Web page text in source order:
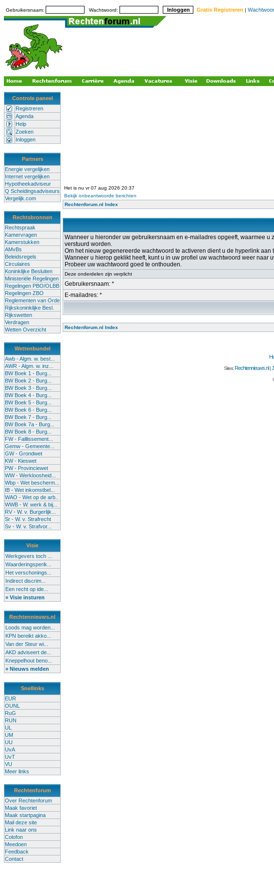
Gebruikersnaam: Wachtwoord: Gratis Registreren |
Controle paneel
Registreren
Agenda
Help
Zoeken
Inloggen
Partners
Energie vergelijken
Internet vergelijken
Hypotheekadviseur
Q Scheidingsadviseurs
Vergelijk.com
Rechtsbronnen
Rechtspraak
Kamervragen
Kamerstukken
AMvBs
Beleidsregels
Circulaires
Koninklijke Besluiten
Ministeriële Regelingen
Regelingen PBO/OLBB
Regelingen ZBO
Reglementen van Orde
Rijkskoninklijke Besl.
Rijkswetten
Verdragen
Wetten Overzicht
Wettenbundel
Awb - Algm. w. best...
AWR - Algm. w. inz...
BW Boek 1 - Burg...
BW Boek 2 - Burg...
BW Boek 3 - Burg...
BW Boek 4 - Burg...
BW Boek 5 - Burg...
BW Boek 6 - Burg...
BW Boek 7 - Burg...
BW Boek 7a - Burg...
BW Boek 8 - Burg...
FW - Faillissement...
Gemw - Gemeente...
GW - Grondwet
KW - Kieswet
PW - Provinciewet
WW - Werkloosheid...
Wbp - Wet bescherm...
IB - Wet inkomstbel...
WAO - Wet op de arb..
WWB - W. werk & bij...
RV - W. v. Burgerlijk...
Sr - W. v. Strafrecht
Sv - W. v. Strafvor...
Visie
Werkgevers toch ...
Waarderingsperik...
Het verschonings...
Indirect discrim...
Een recht op ide...
» Visie insturen
Rechtennieuws.nl
Loods mag worden...
KPN bereikt akko...
Van der Steur wi...
AKD adviseert de...
Kneppelhout beno...
» Nieuws melden
Snellinks
EUR
OUNL
RuG
RUN
UL
UM
UU
UvA
UvT
VU
Meer links
Rechtenforum
Over Rechtenforum
Maak favoriet
Maak startpagina
Mail deze site
Link naar ons
Colofon
Meedoen
Feedback
Contact
Het is nu vr 07 aug 2026 20:37
Bekijk onbeantwoorde berichten
Rechtenforum.nl Index
Wanneer u hieronder uw gebruikersnaam en e-mailadres opgeeft, waarmee
verstuurd worden.
Om het nieuw gegenereerde wachtwoord te activeren dient u de hyperlink
Wanneer u hierop geklikt heeft, kunt u in uw profiel uw wachtwoord weer naar
Probeer uw wachtwoord goed te onthouden.
Deze onderdelen zijn verplicht
Gebruikersnaam: *
E-mailadres: *
Rechtenforum.nl Index
Sites:Rechtennieuws.nl |